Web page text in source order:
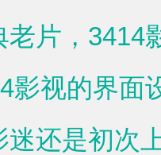
老片，3414
影视的界面
迷还是初次